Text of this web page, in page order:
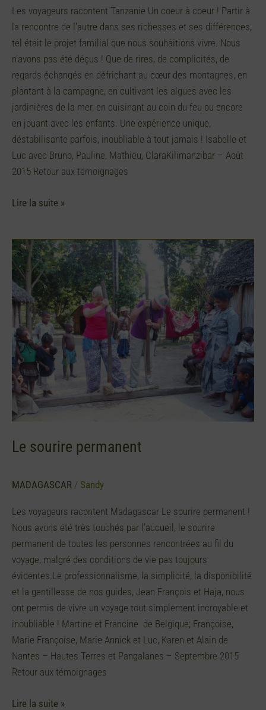
Les voyageurs racontent Tanzanie Un coeur à coeur ! Partir à
la rencontre de l’autre dans ses richesses et ses différences,
tel était le projet familial que nous souhaitions vivre. Nous
n’avons pas été déçus ! Que de rires, de complicités, de
regards échangés en défrichant au cœur des montagnes, en
plantant à la campagne, en cultivant les algues avec les
jardinières de la mer, en cuisinant au coin du feu ou encore
en jouant avec les enfants. Une expérience unique,
déstabilisante parfois, inoubliable à tout jamais ! Isabelle et
Luc avec Bruno, Pauline, Mathieu, ClaraKilimanzibar – Août
2015 Retour aux témoignages
Lire la suite »
Le sourire permanent
MADAGASCAR / Sandy
Les voyageurs racontent Madagascar Le sourire permanent !
Nous avons été très touchés par l’accueil, le sourire
permanent de toutes les personnes rencontrées au fil du
voyage, malgré des conditions de vie pas toujours
évidentes.Le professionnalisme, la simplicité, la disponibilité
et la gentillesse de nos guides, Jean François et Haja, nous
ont permis de vivre un voyage tout simplement incroyable et
inoubliable ! Martine et Francine de Belgique; Françoise,
Marie Françoise, Marie Annick et Luc, Karen et Alain de
Nantes – Hautes Terres et Pangalanes – Septembre 2015
Retour aux témoignages
Le
sourire
permanent
Lire la suite »